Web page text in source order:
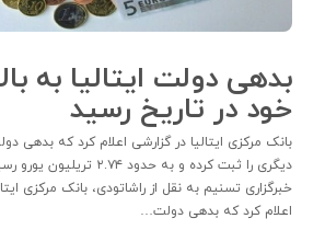
بدهی دولت ایتالیا به
خود در تاریخ رسید
بانک مرکزی ایتالیا در گزارشی اعلام کرد که بدهی
دیگری را ثبت کرده و به حدود
خبرگزاری تسنیم به نقل از راشاتودی، بانک مرکزی
اعلام کرد که بدهی دولت…